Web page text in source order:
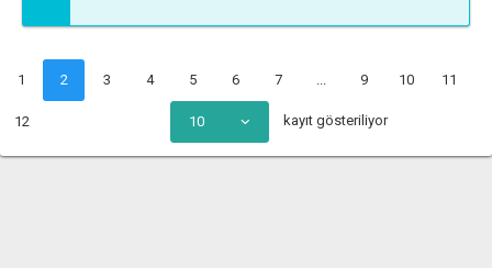
1 2 3 4 5 6 7 ... 9 10 11
12 10 kayıt gösteriliyor